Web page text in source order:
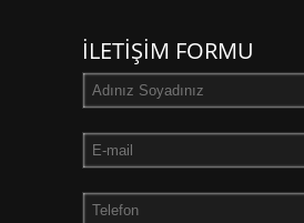
İLETİŞİM FORMU